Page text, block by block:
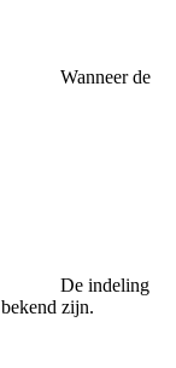
Wanneer de
De indeling
zijn.